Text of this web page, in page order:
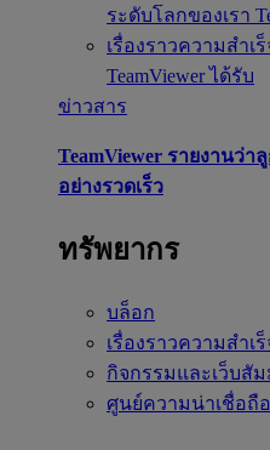
ระดับโลกของเรา
เรื่องราวความสำเร็
TeamViewer ได้รับ
ข่าวสาร
TeamViewer รายงานว่
อย่างรวดเร็ว
ทรัพยากร
บล็อก
เรื่องราวความสำเร็
กิจกรรมและเว็บสั
ศูนย์ความน่าเชื่อถือ